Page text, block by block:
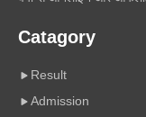
Catagory
Result
Admission